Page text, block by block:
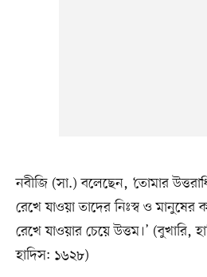
নবীজি (সা.) বলেছেন, ‘তোমার
রেখে যাওয়া তাদের নিঃস্ব ও মানুষের
রেখে যাওয়ার চেয়ে উত্তম।’
হাদিস: ১৬২৮)